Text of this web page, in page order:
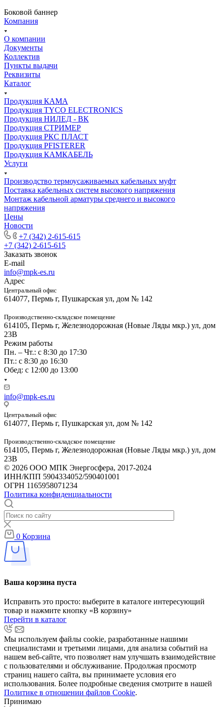
Боковой баннер
Компания
О компании
Документы
Коллектив
Пункты выдачи
Реквизиты
Каталог
Продукция КАМА
Продукция TYCO ELECTRONICS
Продукция НИЛЕД - ВК
Продукция СТРИМЕР
Продукция РКС ПЛАСТ
Продукция PFISTERER
Продукция КАМКАБЕЛЬ
Услуги
Производство термоусаживаемых кабельных муфт
Поставка кабельных систем высокого напряжения
Монтаж кабельной арматуры среднего и высокого
напряжения
Цены
Новости
+7 (342) 2-615-615
+7 (342) 2-615-615
Заказать звонок
E-mail
info@mpk-es.ru
Адрес
Центральный офис
614077, Пермь г, Пушкарская ул, дом № 142
Производственно-складское помещение
614105, Пермь г, Железнодорожная (Новые Ляды мкр.) ул, дом
23В
Режим работы
Пн. – Чт.: с 8:30 до 17:30
Пт.: с 8:30 до 16:30
Обед: с 12:00 до 13:00
info@mpk-es.ru
Центральный офис
614077, Пермь г, Пушкарская ул, дом № 142
Производственно-складское помещение
614105, Пермь г, Железнодорожная (Новые Ляды мкр.) ул, дом
23В
© 2026 ООО МПК Энергосфера, 2017-2024
ИНН/КПП 5904334052/590401001
ОГРН 1165958071234
Политика конфиденциальности
0 Корзина
Ваша корзина пуста
Исправить это просто: выберите в каталоге интересующий
товар и нажмите кнопку «В корзину»
Перейти в каталог
Мы используем файлы cookie, разработанные нашими
специалистами и третьими лицами, для анализа событий на
нашем веб-сайте, что позволяет нам улучшать взаимодействие
с пользователями и обслуживание. Продолжая просмотр
страниц нашего сайта, вы принимаете условия его
использования. Более подробные сведения смотрите в нашей
Политике в отношении файлов Cookie.
Принимаю